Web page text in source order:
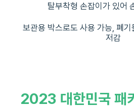
탈부착형 손잡이가 있어
보관용 박스로도 사용 가능, 폐
저감
2023 대한민국 패